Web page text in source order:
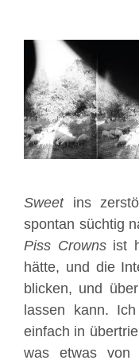
Sweetins
spontan süchtig
Piss Crownsist
hätte, und die
blicken, und
lassen kann.
einfach in
was etwas von